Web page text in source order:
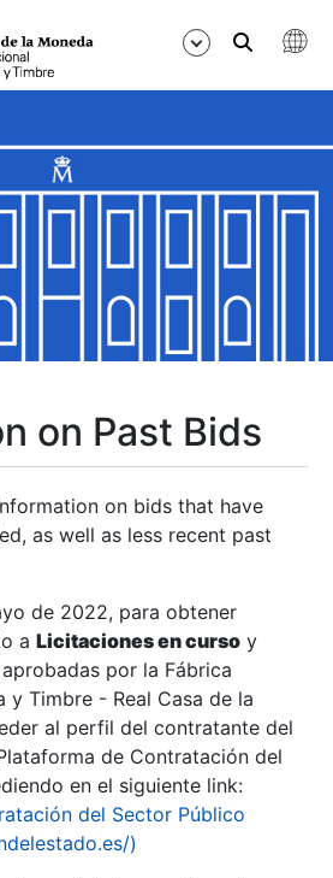
on Past Bids
on bids that have
as well as less recent past
de 2022, para obtener
a Licitaciones en curso y
por la Fábrica
y Timbre - Real Casa de la
al perfil del contratante del
de Contratación del
en el siguiente link:
del Sector Público
)